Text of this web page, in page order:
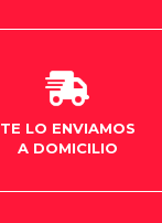
TE LO ENVIAMOS
A DOMICILIO